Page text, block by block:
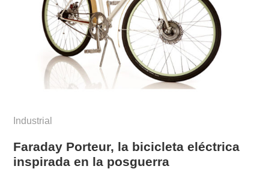
Industrial
Faraday Porteur, la bicicleta eléctrica
inspirada en la posguerra